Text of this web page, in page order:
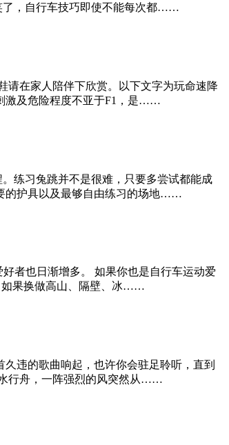
了，自行车技巧即使不能每次都……
请在家人陪伴下欣赏。以下文字为玩命速降
激及危险程度不亚于F1，是……
练习兔跳并不是很难，只要多尝试都能成
的护具以及最够自由练习的场地……
者也日渐增多。 如果你也是自行车运动爱
如果换做高山、隔壁、冰……
违的歌曲响起，也许你会驻足聆听，直到
行舟，一阵强烈的风突然从……